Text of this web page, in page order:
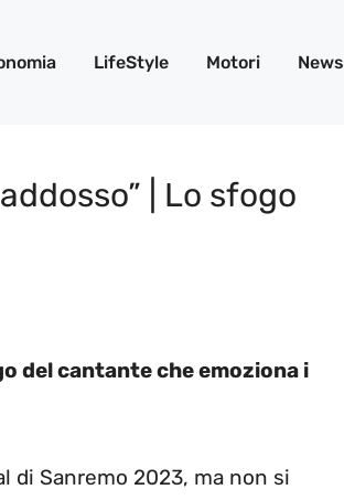
LifeStyle Motori News
| Lo sfogo
del cantante che emoziona i
di Sanremo 2023, ma non si